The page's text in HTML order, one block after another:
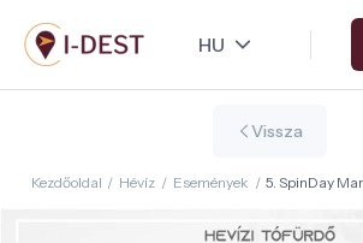
Ugrás
a
tartalomra
Vissza
Kezdőoldal / Hévíz / Események / 5. SpinDay